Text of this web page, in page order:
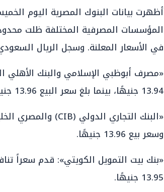
المؤسسات المصرفية المختلفة ظلت
في الأسعار المعلنة. وسجل الريال
«مصرف أبوظبي الإسلامي والبنك الأهلي
13.94 جنيهًا، بينما بلغ سعر البيع 13.96 جنيهًا.
وسعر بيع 13.96 جنيهًا.
13.95 جنيهًا.